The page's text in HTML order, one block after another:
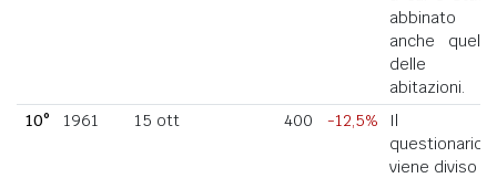
abbinato
anche quello
delle
abitazioni.
10°
1961 15 ott 400 -12,5%
Il
questionario
viene diviso in